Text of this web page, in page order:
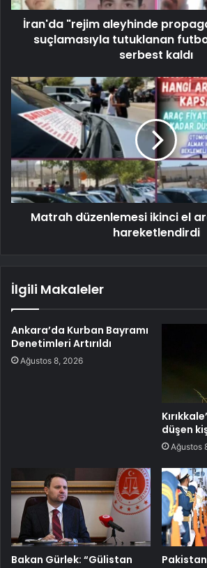
İran'da "rejim aleyhinde
suçlamasıyla tutuklanan
serbest kaldı
Matrah düzenlemesi ikinci el
hareketlendirdi
İlgili Makaleler
Ankara’da Kurban Bayramı
Denetimleri Artırıldı
Ağustos 8, 2026
düşen
Ağustos
Bakan Gürlek: “Gülistan
Pakistan